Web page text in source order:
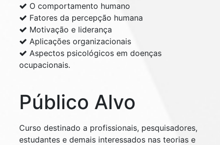
O comportamento humano
Fatores da percepção humana
Motivação e liderança
Aplicações organizacionais
Aspectos psicológicos em doenças
ocupacionais.
Público Alvo
Curso destinado a profissionais, pesquisadores,
estudantes e demais interessados nas teorias e